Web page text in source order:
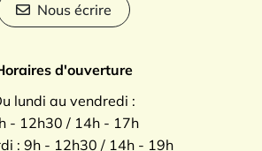
Nous écrire
d'ouverture
lundi au vendredi :
- 12h30 / 14h - 17h
: 9h - 12h30 / 14h - 19h